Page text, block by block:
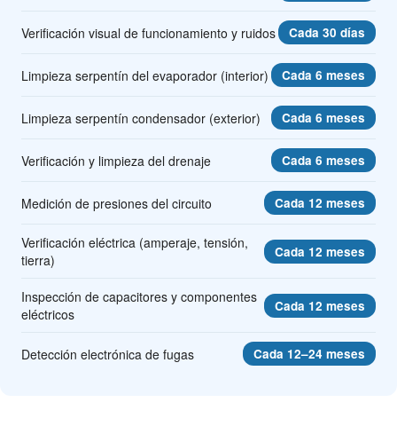
Verificación visual de funcionamiento y ruidos Cada 30 días
Limpieza serpentín del evaporador (interior) Cada 6 meses
Limpieza serpentín condensador (exterior) Cada 6 meses
Verificación y limpieza del drenaje Cada 6 meses
Medición de presiones del circuito Cada 12 meses
Verificación eléctrica (amperaje, tensión,
tierra)
Cada 12 meses
Inspección de capacitores y componentes
eléctricos
Cada 12 meses
Detección electrónica de fugas Cada 12–24 meses